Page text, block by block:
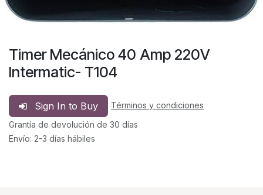
Timer Mecánico 40 Amp 220V
Intermatic- T104
Sign In to Buy
Términos y condiciones
Grantía de devolución de 30 días
Envío: 2-3 días hábiles